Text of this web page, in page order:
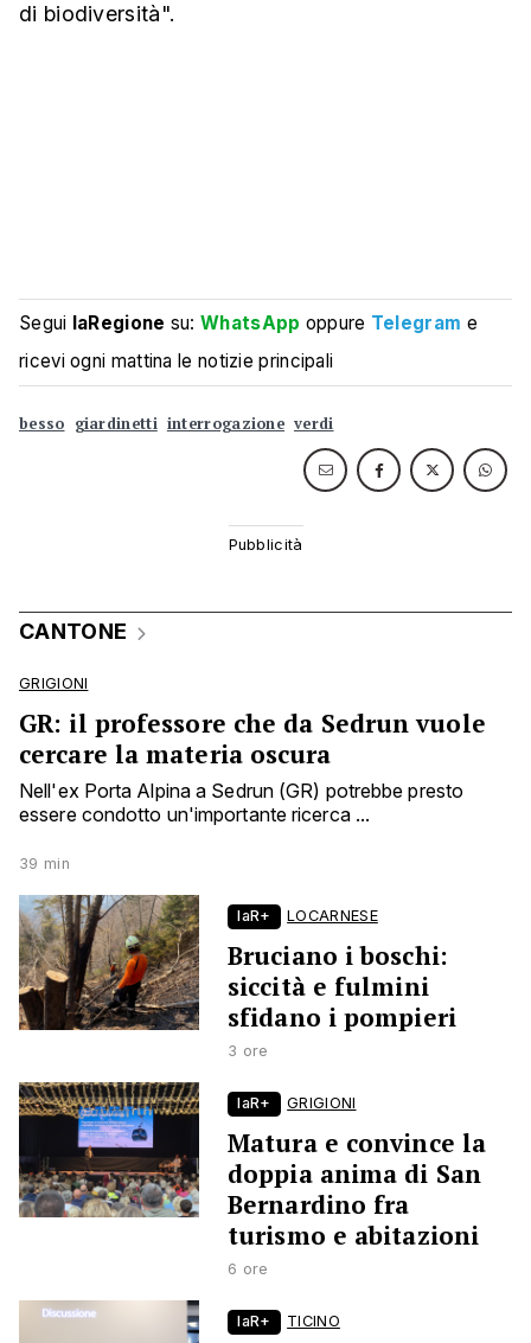
di biodiversità".
Segui laRegione su:WhatsApp oppure Telegram e
ricevi ogni mattina le notizie principali
besso giardinetti interrogazione verdi
CANTONE
GRIGIONI
GR: il professore che da Sedrun vuole
cercare la materia oscura
Nell'ex Porta Alpina a Sedrun (GR) potrebbe presto
essere condotto un'importante ricerca ...
39 min
laR+ LOCARNESE
Bruciano i boschi:
siccità e fulmini
sfidano i pompieri
3 ore
laR+ GRIGIONI
Matura e convince la
doppia anima di San
Bernardino fra
turismo e abitazioni
6 ore
laR+ TICINO